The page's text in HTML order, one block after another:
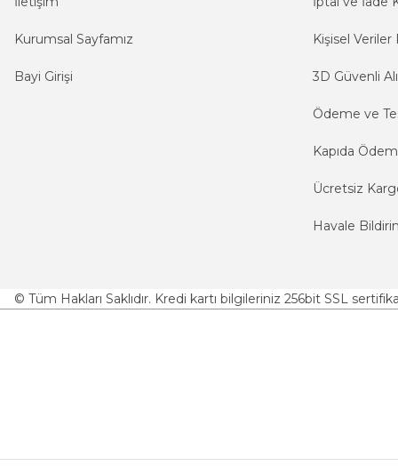
Kurumsal Sayfamız
Bayi Girişi
Kişisel Veriler
3D Güvenli
Ödeme ve
Kapıda
Ücretsiz
Havale
© Tüm Hakları Saklıdır. Kredi kartı bilgileriniz 256bit SSL